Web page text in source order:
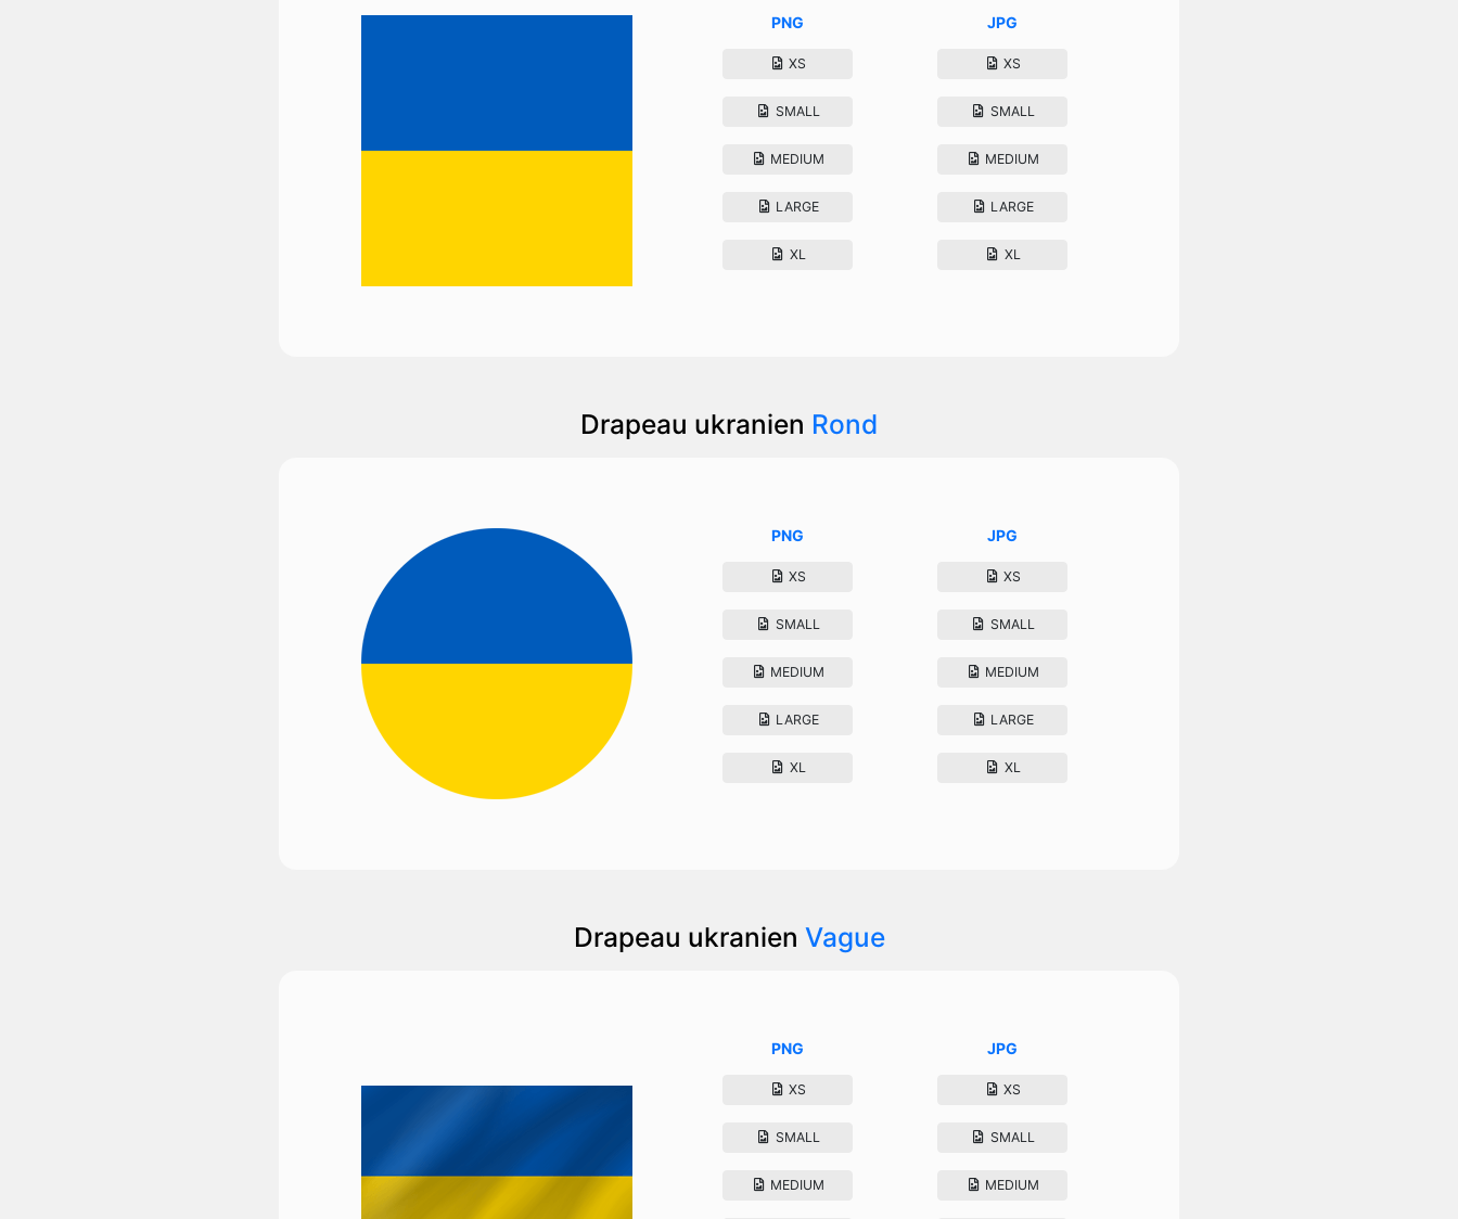
PNG
XS
SMALL
MEDIUM
LARGE
XL
JPG
XS
SMALL
MEDIUM
LARGE
XL
Drapeau ukranien Rond
PNG
XS
SMALL
MEDIUM
LARGE
XL
JPG
XS
SMALL
MEDIUM
LARGE
XL
Drapeau ukranien Vague
PNG
XS
SMALL
MEDIUM
JPG
XS
SMALL
MEDIUM